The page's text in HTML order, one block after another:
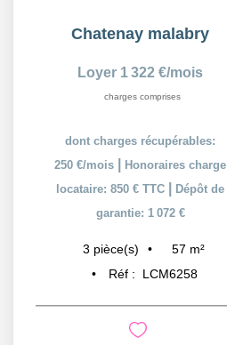
Chatenay malabry
Loyer 1 322 €/mois
charges comprises
dont charges récupérables:
250 €/mois
Honoraires charge
locataire: 850 € TTC
Dépôt de
garantie: 1 072 €
3 pièce(s) 57 m²
Réf :
LCM6258